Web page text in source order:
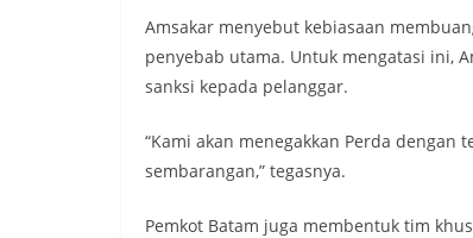
k
Amsakar menyebut kebiasaan
penyebab utama. Untuk mengatasi ini,
sanksi kepada pelanggar.
“Kami akan menegakkan Perda dengan
sembarangan,” tegasnya.
Pemkot Batam juga membentuk tim